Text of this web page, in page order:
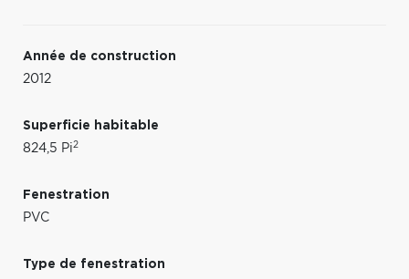
Année de construction
2012
Superficie habitable
824,5 Pi2
Fenestration
PVC
Type de fenestration